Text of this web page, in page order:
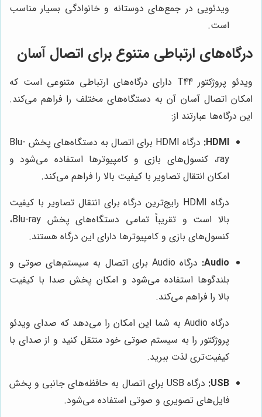
ویدئویی در جمع‌های دوستانه و خانوادگی بسیار مناسب
است.
درگاه‌های ارتباطی متنوع برای اتصال آسان
ویدئو پروژکتور T44 دارای درگاه‌های ارتباطی متنوعی است که
امکان اتصال آسان آن به دستگاه‌های مختلف را فراهم می‌کند.
این درگاه‌ها عبارتند از:
HDMI:
درگاه HDMI برای اتصال به دستگاه‌های پخش Blu-
ray، کنسول‌های بازی و کامپیوترها استفاده می‌شود و
امکان انتقال تصاویر با کیفیت بالا را فراهم می‌کند.
درگاه HDMI رایج‌ترین درگاه برای انتقال تصاویر با کیفیت
بالا است و تقریباً تمامی دستگاه‌های پخش Blu-ray،
کنسول‌های بازی و کامپیوترها دارای این درگاه هستند.
Audio:
درگاه Audio برای اتصال به سیستم‌های صوتی و
بلندگوها استفاده می‌شود و امکان پخش صدا با کیفیت
بالا را فراهم می‌کند.
درگاه Audio به شما این امکان را می‌دهد که صدای ویدئو
پروژکتور را به سیستم صوتی خود منتقل کنید و از صدای با
کیفیت‌تری لذت ببرید.
USB:
درگاه USB برای اتصال به حافظه‌های جانبی و پخش
فایل‌های تصویری و صوتی استفاده می‌شود.